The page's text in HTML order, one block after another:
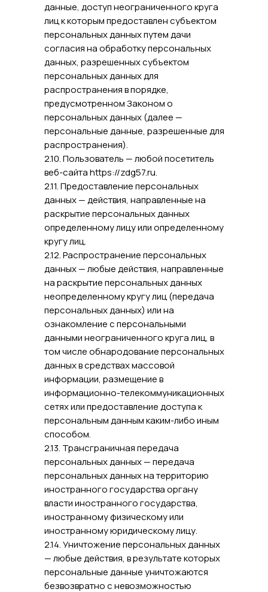
данные, доступ неограниченного круга
лиц к которым предоставлен субъектом
персональных данных путем дачи
согласия на обработку персональных
данных, разрешенных субъектом
персональных данных для
распространения в порядке,
предусмотренном Законом о
персональных данных (далее —
персональные данные, разрешенные для
распространения).
2.10. Пользователь — любой посетитель
веб-сайта https://zdg57.ru.
2.11. Предоставление персональных
данных — действия, направленные на
раскрытие персональных данных
определенному лицу или определенному
кругу лиц.
2.12. Распространение персональных
данных — любые действия, направленные
на раскрытие персональных данных
неопределенному кругу лиц (передача
персональных данных) или на
ознакомление с персональными
данными неограниченного круга лиц, в
том числе обнародование персональных
данных в средствах массовой
информации, размещение в
информационно-телекоммуникационных
сетях или предоставление доступа к
персональным данным каким-либо иным
способом.
2.13. Трансграничная передача
персональных данных — передача
персональных данных на территорию
иностранного государства органу
власти иностранного государства,
иностранному физическому или
иностранному юридическому лицу.
2.14. Уничтожение персональных данных
— любые действия, в результате которых
персональные данные уничтожаются
безвозвратно с невозможностью